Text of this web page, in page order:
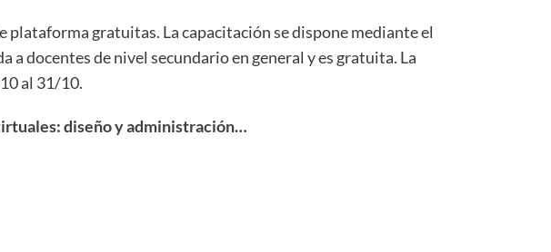
plataforma gratuitas. La capacitación se dispone mediante el
a docentes de nivel secundario en general y es gratuita. La
al 31/10.
diseño y administración…